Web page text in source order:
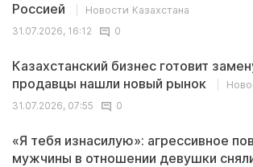
Россией
Новости Казахстана
31.07.2026, 16:12
0
Казахстанский бизнес готовит
продавцы нашли новый рынок
31.07.2026, 07:55
0
«Я тебя изнасилую»: агрессивное
мужчины в отношении девушки